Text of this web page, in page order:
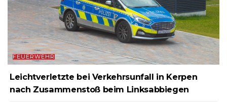
FEUERWEHR
Leichtverletzte bei Verkehrsunfall in Kerpen
nach Zusammenstoß beim Linksabbiegen